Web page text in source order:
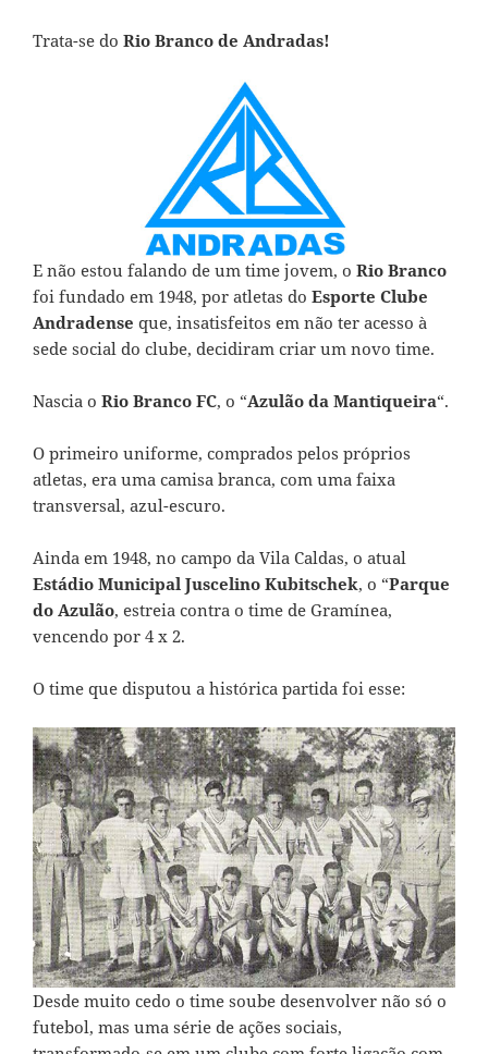
Trata-se do Rio Branco de Andradas!
E não estou falando de um time jovem, o Rio Branco
foi fundado em 1948, por atletas do Esporte Clube
Andradense que, insatisfeitos em não ter acesso à
sede social do clube, decidiram criar um novo time.
Nascia o Rio Branco FC, o “Azulão da Mantiqueira“.
O primeiro uniforme, comprados pelos próprios
atletas, era uma camisa branca, com uma faixa
transversal, azul-escuro.
Ainda em 1948, no campo da Vila Caldas, o atual
Estádio Municipal Juscelino Kubitschek, o “Parque
do Azulão, estreia contra o time de Gramínea,
vencendo por 4 x 2.
O time que disputou a histórica partida foi esse:
Desde muito cedo o time soube desenvolver não só o
futebol, mas uma série de ações sociais,